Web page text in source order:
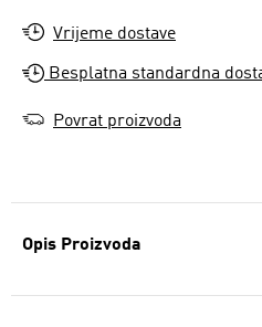
Opis Proizvoda
Vrijeme dostave
Besplatna standardna
Povrat proizvoda